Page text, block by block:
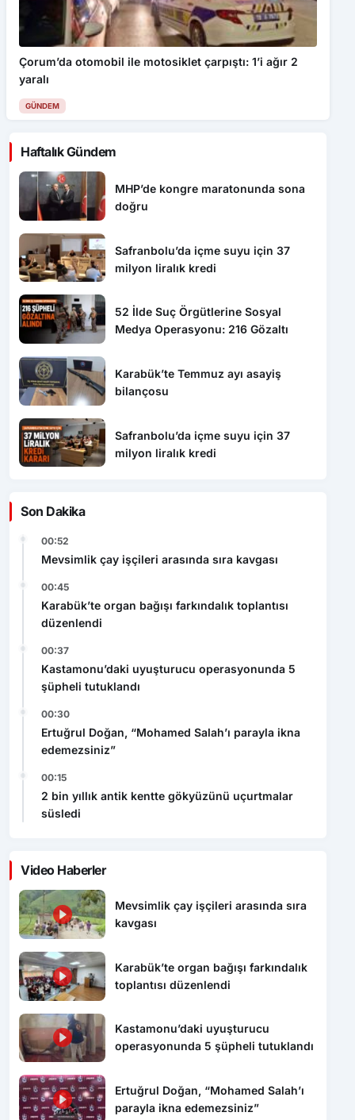
Çorum’da otomobil ile motosiklet çarpıştı: 1’i ağır 2
yaralı
GÜNDEM
Haftalık Gündem
MHP’de kongre maratonunda sona
doğru
Safranbolu’da içme suyu için 37
milyon liralık kredi
52 İlde Suç Örgütlerine Sosyal
Medya Operasyonu: 216 Gözaltı
Karabük’te Temmuz ayı asayiş
bilançosu
Safranbolu’da içme suyu için 37
milyon liralık kredi
Son Dakika
00:52
Mevsimlik çay işçileri arasında sıra kavgası
00:45
Karabük’te organ bağışı farkındalık toplantısı
düzenlendi
00:37
Kastamonu’daki uyuşturucu operasyonunda 5
şüpheli tutuklandı
00:30
Ertuğrul Doğan, “Mohamed Salah’ı parayla ikna
edemezsiniz”
00:15
2 bin yıllık antik kentte gökyüzünü uçurtmalar
süsledi
Video Haberler
Mevsimlik çay işçileri arasında sıra
kavgası
Karabük’te organ bağışı farkındalık
toplantısı düzenlendi
Kastamonu’daki uyuşturucu
operasyonunda 5 şüpheli tutuklandı
Ertuğrul Doğan, “Mohamed Salah’ı
parayla ikna edemezsiniz”